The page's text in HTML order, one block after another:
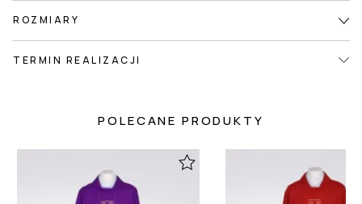
ROZMIARY
TERMIN REALIZACJI
POLECANE PRODUKTY